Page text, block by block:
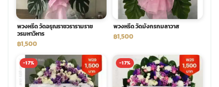
พวงหรีด วัดอรุณราชวรารามราช
วรมหาวิหาร
฿1,500
พวงหรีด วัดมังกรกมลาวาส
฿1,500
-17% -17%